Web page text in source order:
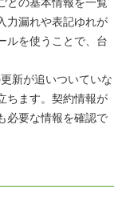
力漏れや表記ゆれが
ルを使うことで、台
新が追いついていな
ちます。契約情報が
必要な情報を確認で